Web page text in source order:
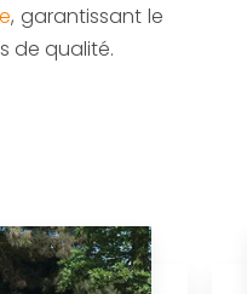
, garantissant le
de qualité.